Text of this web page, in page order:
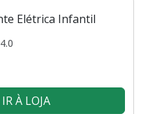
Elétrica Infantil
4.0
IR À LOJA